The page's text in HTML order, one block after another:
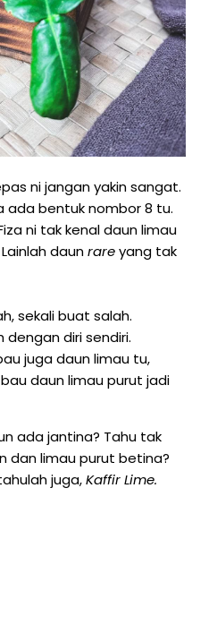
ni jangan yakin sangat.
ada bentuk nombor 8 tu.
ni tak kenal daun limau
daunrareyang tak
sekali buat salah.
dengan diri sendiri.
juga daun limau tu,
daun limau purut jadi
ada jantina? Tahu tak
dan limau purut betina?
juga,Kaffir Lime.